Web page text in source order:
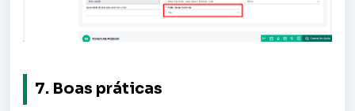
7. Boas práticas